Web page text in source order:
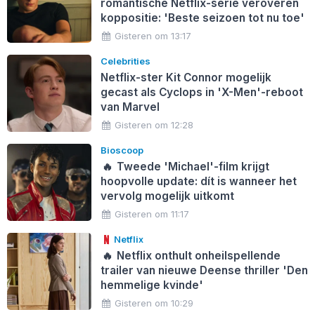
romantische Netflix-serie veroveren
koppositie: 'Beste seizoen tot nu toe'
Gisteren om 13:17
Celebrities
Netflix-ster Kit Connor mogelijk
gecast als Cyclops in 'X-Men'-reboot
van Marvel
Gisteren om 12:28
Bioscoop
🔥 Tweede 'Michael'-film krijgt
hoopvolle update: dít is wanneer het
vervolg mogelijk uitkomt
Gisteren om 11:17
Netflix
🔥 Netflix onthult onheilspellende
trailer van nieuwe Deense thriller 'Den
hemmelige kvinde'
Gisteren om 10:29